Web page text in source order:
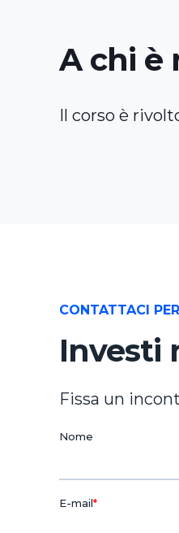
A chi è
Il corso è
CONTATTACI
Investi
Fissa un